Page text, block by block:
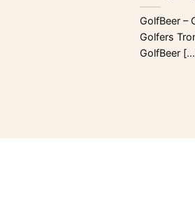
GolfBeer –
Golfers
GolfBeer